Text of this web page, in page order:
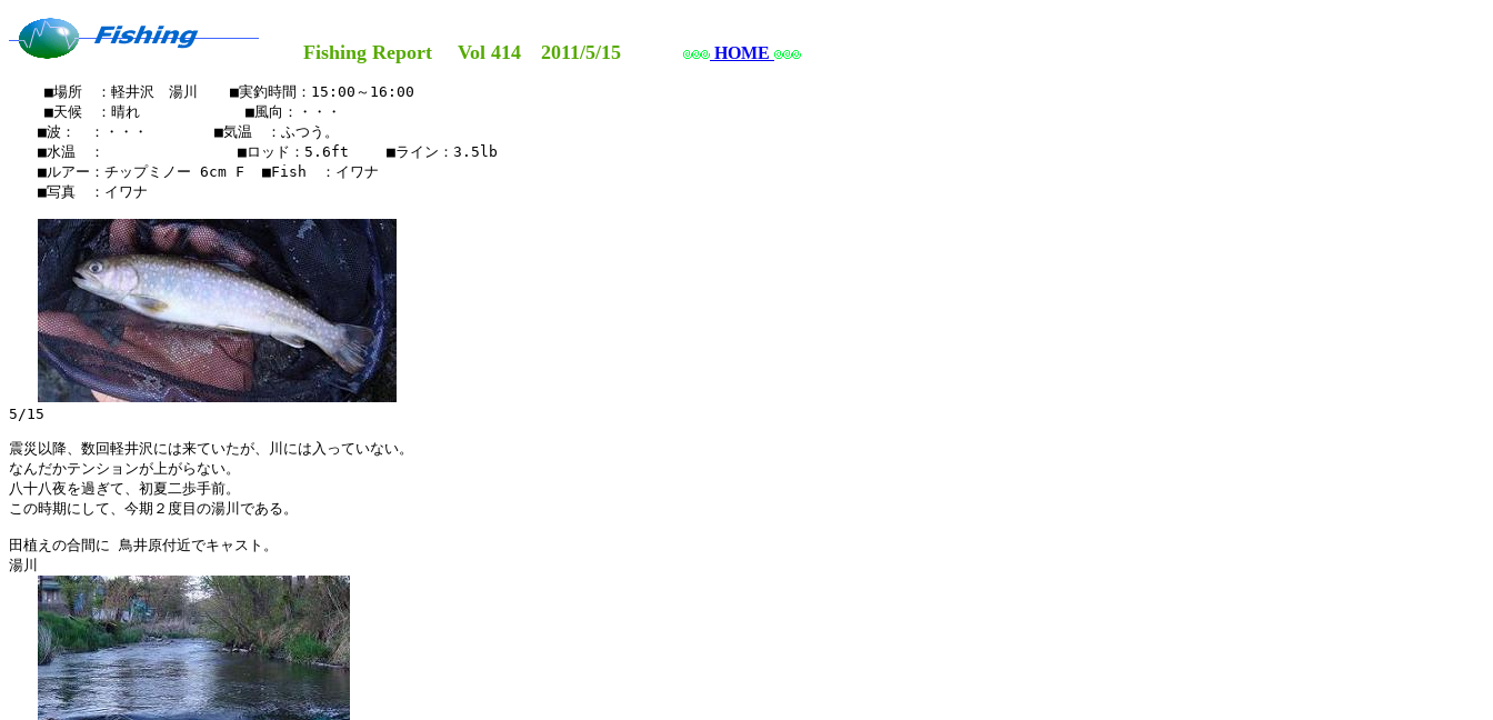
Fishing Report Vol 414 2011/5/15 HOME
    ■場所　：軽井沢　湯川　  ■実釣時間：15:00～16:00
    ■天候　：晴れ  　     　　■風向：・・・
■波：　：・・・　　　　 ■気温　：ふつう。
■水温　：　　　　　　　  　■ロッド：5.6ft 　　■ライン：3.5lb
■ルアー：チップミノー 6cm F  ■Fish　：イワナ
■写真　：イワナ
5/15
震災以降、数回軽井沢には来ていたが、川には入っていない。
なんだかテンションが上がらない。
八十八夜を過ぎて、初夏二歩手前。
この時期にして、今期２度目の湯川である。
田植えの合間に 鳥井原付近でキャスト。
湯川